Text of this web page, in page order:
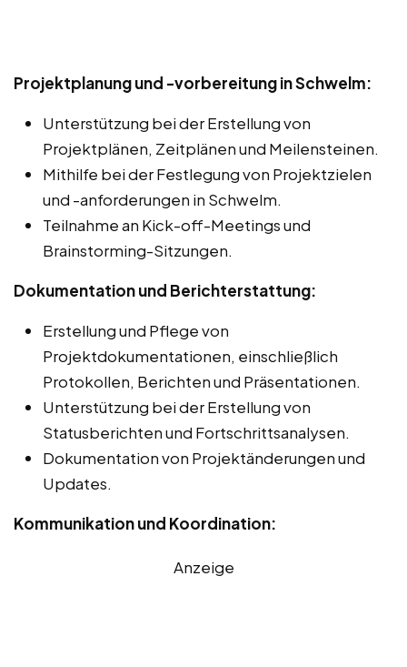
Projektplanung und -vorbereitung in Schwelm:
Unterstützung bei der Erstellung von
Projektplänen, Zeitplänen und Meilensteinen.
Mithilfe bei der Festlegung von Projektzielen
und -anforderungen in Schwelm.
Teilnahme an Kick-off-Meetings und
Brainstorming-Sitzungen.
Dokumentation und Berichterstattung:
Erstellung und Pflege von
Projektdokumentationen, einschließlich
Protokollen, Berichten und Präsentationen.
Unterstützung bei der Erstellung von
Statusberichten und Fortschrittsanalysen.
Dokumentation von Projektänderungen und
Updates.
Kommunikation und Koordination:
Anzeige